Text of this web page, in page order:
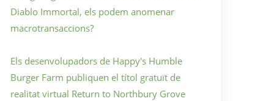
Diablo Immortal, els podem anomenar
macrotransaccions?
Els desenvolupadors de Happy's Humble
Burger Farm publiquen el títol gratuït de
realitat virtual Return to Northbury Grove